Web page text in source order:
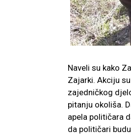
Naveli su kako
Zajarki. Akciju
zajedničkog
pitanju okoliša.
apela političara
da političari